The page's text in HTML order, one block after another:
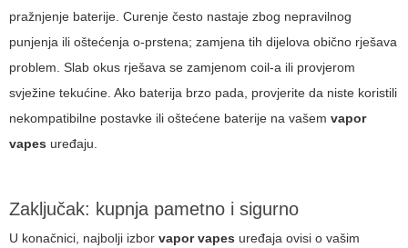
pražnjenje baterije. Curenje često nastaje zbog nepravilnog
punjenja ili oštećenja o-prstena; zamjena tih dijelova obično rješava
problem. Slab okus rješava se zamjenom coil-a ili provjerom
svježine tekućine. Ako baterija brzo pada, provjerite da niste koristili
nekompatibilne postavke ili oštećene baterije na vašem vapor
vapes uređaju.
Zaključak: kupnja pametno i sigurno
U konačnici, najbolji izbor vapor vapes uređaja ovisi o vašim